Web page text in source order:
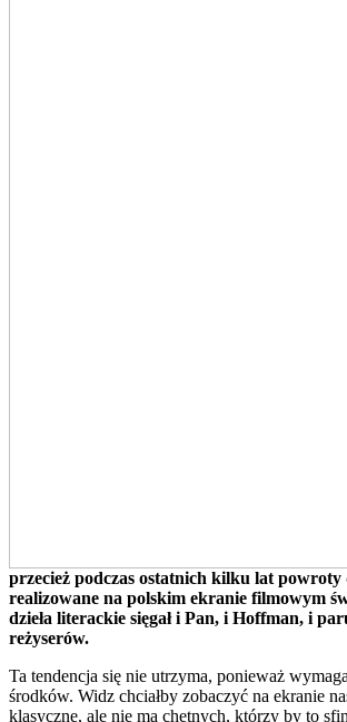
przecież podczas ostatnich kilku lat
realizowane na polskim ekranie filmowym
dzieła literackie sięgał i Pan, i Hoffman, i
reżyserów.
Ta tendencja się nie utrzyma, ponieważ
środków. Widz chciałby zobaczyć na ekranie
klasyczne, ale nie ma chętnych, którzy by to